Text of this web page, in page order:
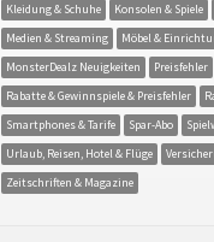
Kleidung & Schuhe
Konsolen & Spiele
Medien & Streaming
Möbel &
MonsterDealz Neuigkeiten
Preisfehler
Rabatte & Gewinnspiele & Preisfehler
Smartphones & Tarife
Spar-Abo
Urlaub, Reisen, Hotel & Flüge
Zeitschriften & Magazine